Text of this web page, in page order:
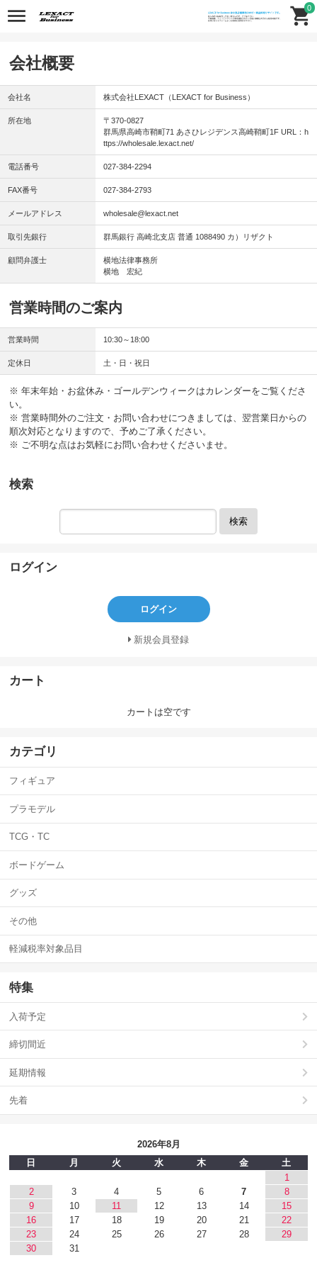
0
会社概要
会社名 株式会社LEXACT（LEXACT for Business）
所在地
〒370-0827
群馬県高崎市鞘町71 あさひレジデンス高崎鞘町1F URL：h
ttps://wholesale.lexact.net/
電話番号 027-384-2294
FAX番号 027-384-2793
メールアドレス wholesale@lexact.net
取引先銀行 群馬銀行 高崎北支店 普通 1088490 カ）リザクト
顧問弁護士
横地法律事務所
横地 宏紀
営業時間のご案内
営業時間 10:30～18:00
定休日 土・日・祝日
※ 年末年始・お盆休み・ゴールデンウィークはカレンダーをご覧くださ
い。
※ 営業時間外のご注文・お問い合わせにつきましては、翌営業日からの
順次対応となりますので、予めご了承ください。
※ ご不明な点はお気軽にお問い合わせくださいませ。
検索
検索
ログイン
ログイン
新規会員登録
カート
カートは空です
カテゴリ
フィギュア
プラモデル
TCG・TC
ボードゲーム
グッズ
その他
軽減税率対象品目
特集
入荷予定
締切間近
延期情報
先着
2026年8月
日
月 火 水 木 金
土
1
2
3 4 5 6 7
8
9
10 11 12 13 14
15
16
17 18 19 20 21
22
23
24 25 26 27 28
29
30
31